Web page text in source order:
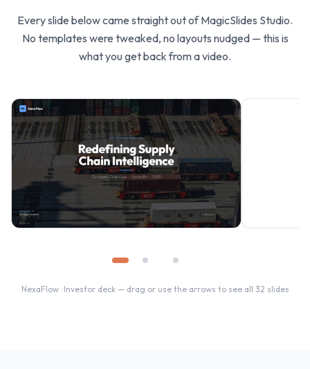
Every slide below came straight out of MagicSlides Studio.
No templates were tweaked, no layouts nudged — this is
what you get back from a video.
NexaFlow· Investor deck— drag or use the arrows to see all 32 slides